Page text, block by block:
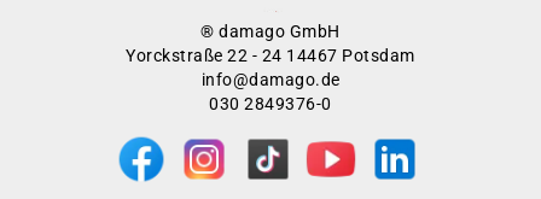
® damago GmbH
Yorckstraße 22 - 24 14467 Potsdam
info@damago.de
030 2849376-0